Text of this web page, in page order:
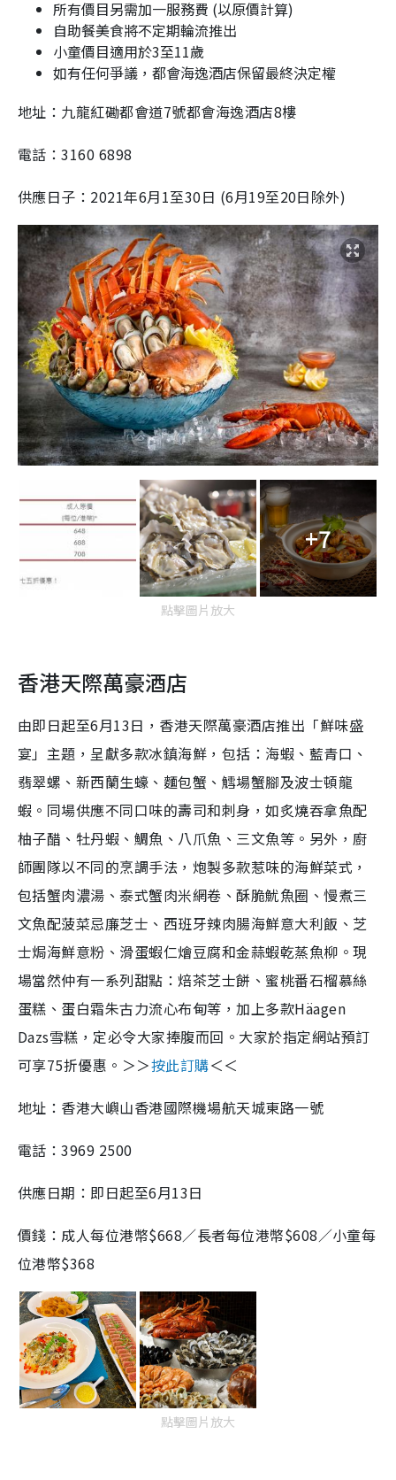
所有價目另需加一服務費 (以原價計算)
自助餐美食將不定期輪流推出
小童價目適用於3至11歲
如有任何爭議，都會海逸酒店保留最終決定權
地址：九龍紅磡都會道7號都會海逸酒店8樓
電話：3160 6898
供應日子：2021年6月1至30日 (6月19至20日除外)
+7
點擊圖片放大
香港天際萬豪酒店
由即日起至6月13日，香港天際萬豪酒店推出「鮮味盛
宴」主題，呈獻多款冰鎮海鮮，包括：海蝦、藍青口、
翡翠螺、新西蘭生蠔、麵包蟹、鱈場蟹腳及波士頓龍
蝦。同場供應不同口味的壽司和刺身，如炙燒吞拿魚配
柚子醋、牡丹蝦、鯛魚、八爪魚、三文魚等。另外，廚
師團隊以不同的烹調手法，炮製多款惹味的海鮮菜式，
包括蟹肉濃湯、泰式蟹肉米網卷、酥脆魷魚圈、慢煮三
文魚配菠菜忌廉芝士、西班牙辣肉腸海鮮意大利飯、芝
士焗海鮮意粉、滑蛋蝦仁燴豆腐和金蒜蝦乾蒸魚柳。現
場當然仲有一系列甜點：焙茶芝士餅、蜜桃番石榴慕絲
蛋糕、蛋白霜朱古力流心布甸等，加上多款Häagen
Dazs雪糕，定必令大家捧腹而回。大家於指定網站預訂
可享75折優惠。＞＞按此訂購＜＜
地址：香港大嶼山香港國際機場航天城東路一號
電話：3969 2500
供應日期：即日起至6月13日
價錢：成人每位港幣$668／長者每位港幣$608／小童每
位港幣$368
點擊圖片放大